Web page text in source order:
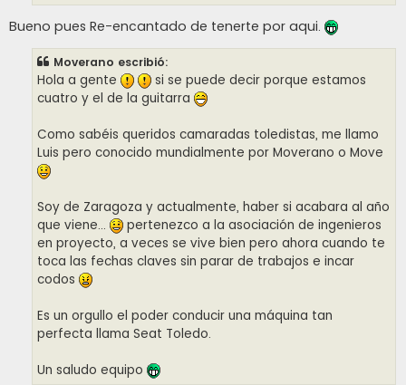
Bueno pues Re-encantado de tenerte por aqui.
Moverano escribió:
Hola a gente
si se puede decir porque estamos
cuatro y el de la guitarra
Como sabéis queridos camaradas toledistas, me llamo
Luis pero conocido mundialmente por Moverano o Move
Soy de Zaragoza y actualmente, haber si acabara al año
que viene...
pertenezco a la asociación de ingenieros
en proyecto, a veces se vive bien pero ahora cuando te
toca las fechas claves sin parar de trabajos e incar
codos
Es un orgullo el poder conducir una máquina tan
perfecta llama Seat Toledo.
Un saludo equipo